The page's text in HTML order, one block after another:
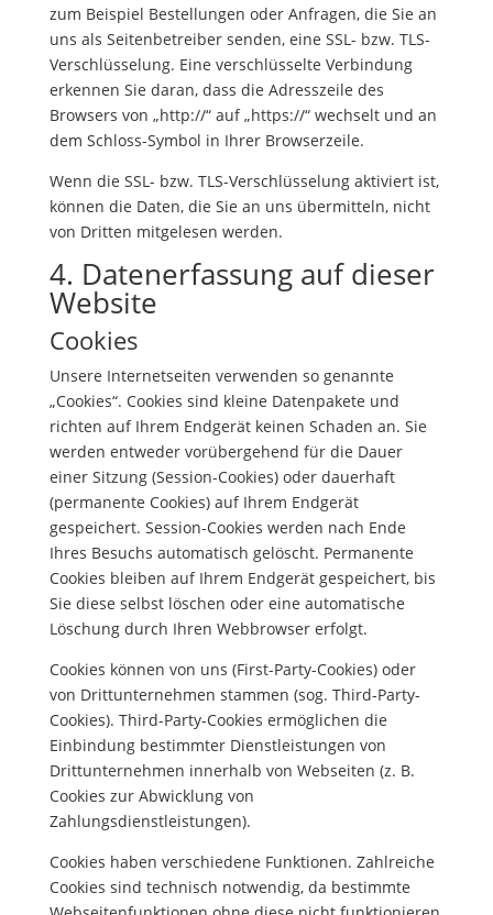
zum Beispiel Bestellungen oder Anfragen, die Sie an
uns als Seitenbetreiber senden, eine SSL- bzw. TLS-
Verschlüsselung. Eine verschlüsselte Verbindung
erkennen Sie daran, dass die Adresszeile des
Browsers von „http://“ auf „https://“ wechselt und an
dem Schloss-Symbol in Ihrer Browserzeile.
Wenn die SSL- bzw. TLS-Verschlüsselung aktiviert ist,
können die Daten, die Sie an uns übermitteln, nicht
von Dritten mitgelesen werden.
4. Datenerfassung auf dieser
Website
Cookies
Unsere Internetseiten verwenden so genannte
„Cookies“. Cookies sind kleine Datenpakete und
richten auf Ihrem Endgerät keinen Schaden an. Sie
werden entweder vorübergehend für die Dauer
einer Sitzung (Session-Cookies) oder dauerhaft
(permanente Cookies) auf Ihrem Endgerät
gespeichert. Session-Cookies werden nach Ende
Ihres Besuchs automatisch gelöscht. Permanente
Cookies bleiben auf Ihrem Endgerät gespeichert, bis
Sie diese selbst löschen oder eine automatische
Löschung durch Ihren Webbrowser erfolgt.
Cookies können von uns (First-Party-Cookies) oder
von Drittunternehmen stammen (sog. Third-Party-
Cookies). Third-Party-Cookies ermöglichen die
Einbindung bestimmter Dienstleistungen von
Drittunternehmen innerhalb von Webseiten (z. B.
Cookies zur Abwicklung von
Zahlungsdienstleistungen).
Cookies haben verschiedene Funktionen. Zahlreiche
Cookies sind technisch notwendig, da bestimmte